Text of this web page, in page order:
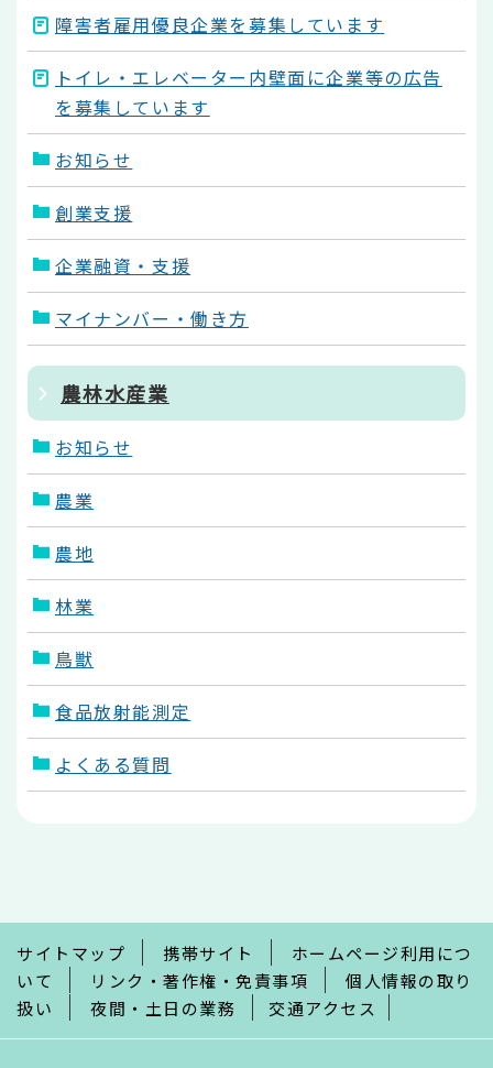
障害者雇用優良企業を募集しています
トイレ・エレベーター内壁面に企業等の広告
を募集しています
お知らせ
創業支援
企業融資・支援
マイナンバー・働き方
農林水産業
お知らせ
農業
農地
林業
鳥獣
食品放射能測定
よくある質問
で
サイトマップ 携帯サイト
ホームページ利用につ
いて
リンク・著作権・免責事項
個人情報の取り
扱い
夜間・土日の業務 交通アクセス